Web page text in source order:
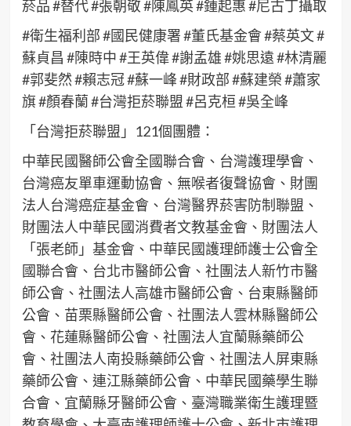
菸品 #替代 #張朝敬 #陳鳳英 #鍾起惠 #尼古丁攝取
#衛生福利部 #國民健康署 #董氏基金會 #蔡英文 #
蘇貞昌 #陳時中 #王英偉 #謝孟雄 #姚思遠 #林清麗
#郭斐然 #賴志冠 #蘇一峰 #財政部 #蘇建榮 #蕭家
旗 #顏春蘭 #台灣拒菸聯盟 #呂克桓 #吳全峰
「台灣拒菸聯盟」121個團體：
中華民國醫師公會全國聯合會、台灣護理學會、
台灣癌友單車運動協會、無喉者復聲協會、財團
法人台灣癌症基金會、台灣醫界菸害防制聯盟、
財團法人中華民國消費者文教基金會、財團法人
「張老師」基金會、中華民國護理師護士公會全
國聯合會、台北市醫師公會、社團法人新竹市醫
師公會、社團法人高雄市醫師公會、台東縣醫師
公會、苗栗縣醫師公會、社團法人雲林縣醫師公
會、花蓮縣醫師公會、社團法人宜蘭縣藥師公
會、社團法人南投縣藥師公會、社團法人屏東縣
藥師公會、連江縣藥師公會、中華民國藥學生聯
合會、宜蘭縣牙醫師公會、臺灣職業衛生護理暨